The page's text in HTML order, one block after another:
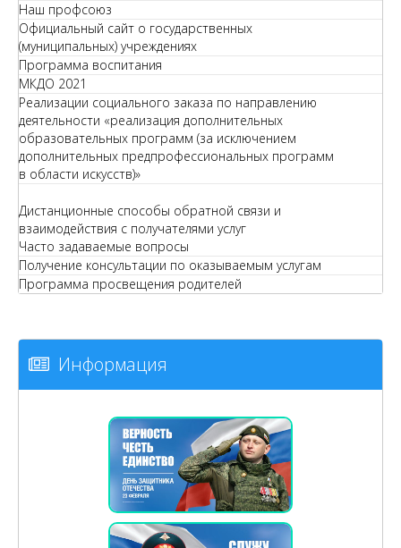
Наш профсоюз
Официальный сайт о государственных
(муниципальных) учреждениях
Программа воспитания
МКДО 2021
Реализации социального заказа по направлению
деятельности «реализация дополнительных
образовательных программ (за исключением
дополнительных предпрофессиональных программ
в области искусств)»
Дистанционные способы обратной связи и
взаимодействия с получателями услуг
Часто задаваемые вопросы
Получение консультации по оказываемым услугам
Программа просвещения родителей
Информация